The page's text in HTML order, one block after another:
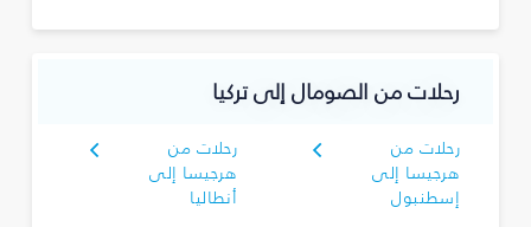
رحلات من الصومال إلى تركيا
رحلات من
هرجيسا إلى
إسطنبول
رحلات من
هرجيسا إلى
أنطاليا